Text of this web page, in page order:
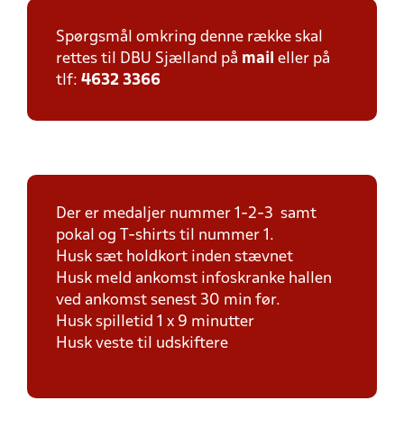
Spørgsmål omkring denne række skal
rettes til DBU Sjælland på mail eller på
tlf: 4632 3366
Der er medaljer nummer 1-2-3 samt
pokal og T-shirts til nummer 1.
Husk sæt holdkort inden stævnet
Husk meld ankomst infoskranke hallen
ved ankomst senest 30 min før.
Husk spilletid 1 x 9 minutter
Husk veste til udskiftere